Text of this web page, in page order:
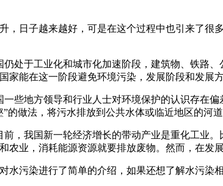
日子越来越好，可是在这个过程中也引来了很
于工业化和城市化加速阶段，建筑物、铁路、
家能在这一阶段避免环境污染，发展阶段和发展方
地方领导和行业人士对环境保护的认识存在偏
的做法，将污水排放到公共水体或临近地区的河
我国新一轮经济增长的带动产业是重化工业。
农业，消耗能源资源就要排放废物。然而，在发
水污染进行了简单的介绍，如果还想了解水污染